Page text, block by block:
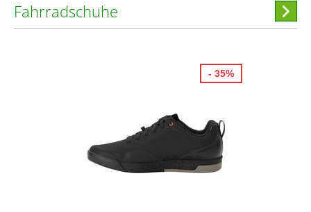
Fahrradschuhe
- 35%